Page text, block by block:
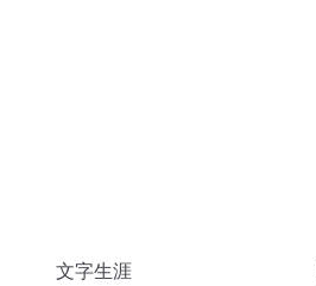
文字生涯